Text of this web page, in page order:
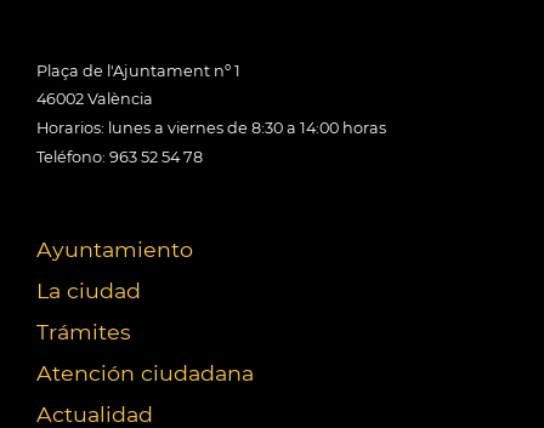
Plaça de l'Ajuntament nº 1
46002 València
Horarios: lunes a viernes de 8:30 a 14:00 horas
Teléfono: 963 52 54 78
Ayuntamiento
La ciudad
Trámites
Atención ciudadana
Actualidad